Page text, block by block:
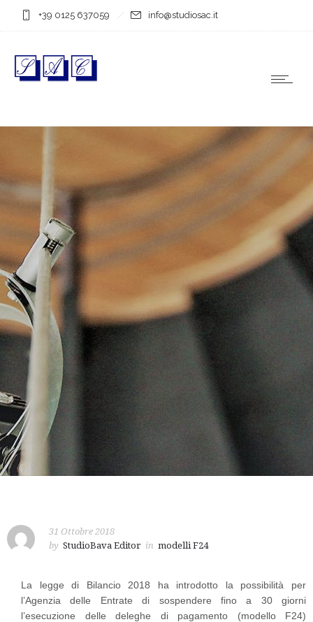
+39 0125 637059 info@studiosac.it
31 Ottobre 2018
by StudioBava Editor in modelli F24
La legge di Bilancio 2018 ha introdotto la possibilità per
l’Agenzia delle Entrate di sospendere fino a 30 giorni
l’esecuzione delle deleghe di pagamento (modello F24)